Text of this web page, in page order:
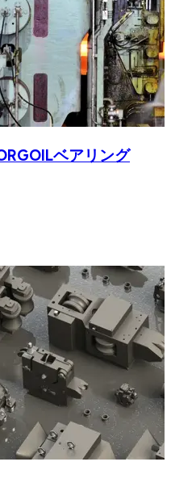
ベアリング